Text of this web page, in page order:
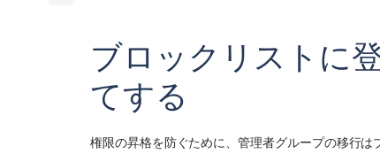
ブロックリストに
てする
権限の昇格を防ぐために、管理者グループの移行